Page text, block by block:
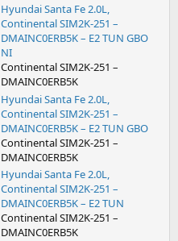
Hyundai Santa Fe 2.0L,
Continental SIM2K-251 –
DMAINC0ERB5K – E2 TUN GBO
NI
Continental SIM2K-251 –
DMAINC0ERB5K
Hyundai Santa Fe 2.0L,
Continental SIM2K-251 –
DMAINC0ERB5K – E2 TUN GBO
Continental SIM2K-251 –
DMAINC0ERB5K
Hyundai Santa Fe 2.0L,
Continental SIM2K-251 –
DMAINC0ERB5K – E2 TUN
Continental SIM2K-251 –
DMAINC0ERB5K